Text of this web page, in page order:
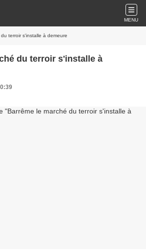
MENU
terroir s'installe à demeure
du terroir s'installe à